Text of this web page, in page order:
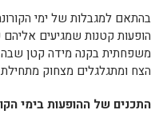
בהתאם למגבלות של ימי
הופעות קטנות שמגיעים
משפחתית בקנה מידה קטן שבה
הצח ומתגלגלים מצחוק
התכנים של ההופעות בימי